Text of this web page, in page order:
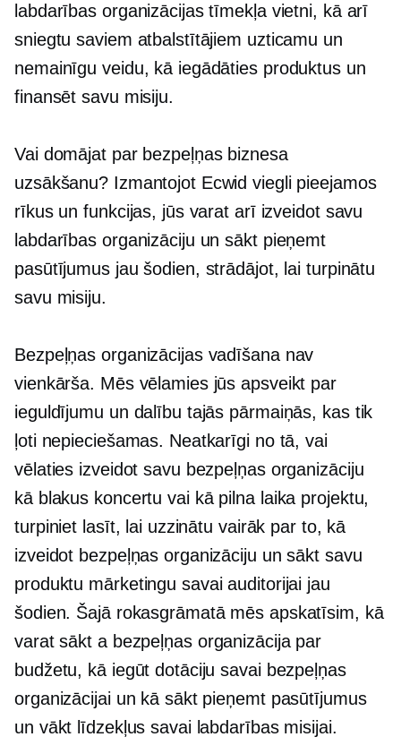
labdarības organizācijas tīmekļa vietni, kā arī
sniegtu saviem atbalstītājiem uzticamu un
nemainīgu veidu, kā iegādāties produktus un
finansēt savu misiju.
Vai domājat par bezpeļņas biznesa
uzsākšanu? Izmantojot Ecwid viegli pieejamos
rīkus un funkcijas, jūs varat arī izveidot savu
labdarības organizāciju un sākt pieņemt
pasūtījumus jau šodien, strādājot, lai turpinātu
savu misiju.
Bezpeļņas organizācijas vadīšana nav
vienkārša. Mēs vēlamies jūs apsveikt par
ieguldījumu un dalību tajās pārmaiņās, kas tik
ļoti nepieciešamas. Neatkarīgi no tā, vai
vēlaties izveidot savu bezpeļņas organizāciju
kā blakus koncertu vai kā pilna laika projektu,
turpiniet lasīt, lai uzzinātu vairāk par to, kā
izveidot bezpeļņas organizāciju un sākt savu
produktu mārketingu savai auditorijai jau
šodien. Šajā rokasgrāmatā mēs apskatīsim, kā
varat sākt a bezpeļņas organizācijapar
budžetu, kā iegūt dotāciju savai bezpeļņas
organizācijai un kā sākt pieņemt pasūtījumus
un vākt līdzekļus savai labdarības misijai.